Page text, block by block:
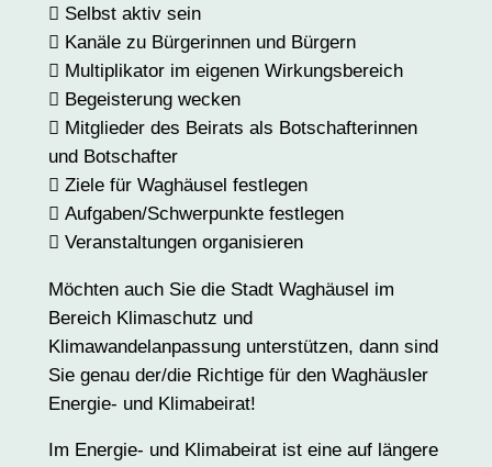
 Selbst aktiv sein
 Kanäle zu Bürgerinnen und Bürgern
 Multiplikator im eigenen Wirkungsbereich
 Begeisterung wecken
 Mitglieder des Beirats als Botschafterinnen
und Botschafter
 Ziele für Waghäusel festlegen
 Aufgaben/Schwerpunkte festlegen
 Veranstaltungen organisieren
Möchten auch Sie die Stadt Waghäusel im
Bereich Klimaschutz und
Klimawandelanpassung unterstützen, dann sind
Sie genau der/die Richtige für den Waghäusler
Energie- und Klimabeirat!
Im Energie- und Klimabeirat ist eine auf längere